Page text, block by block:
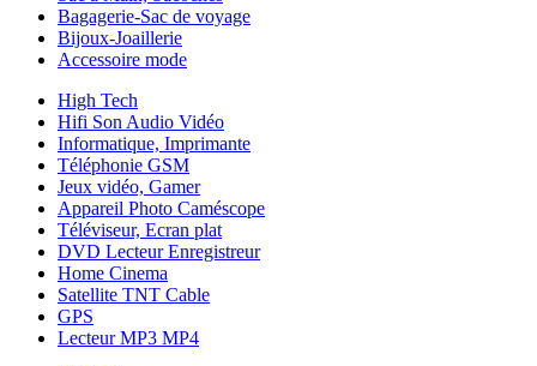
Bagagerie-Sac de voyage
Bijoux-Joaillerie
Accessoire mode
High Tech
Hifi Son Audio Vidéo
Informatique, Imprimante
Téléphonie GSM
Jeux vidéo, Gamer
Appareil Photo Caméscope
Téléviseur, Ecran plat
DVD Lecteur Enregistreur
Home Cinema
Satellite TNT Cable
GPS
Lecteur MP3 MP4